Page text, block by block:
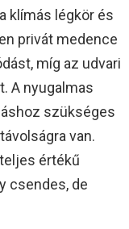
klímás légkör és
privát medence
míg az udvari
A nyugalmas
szükséges
van.
értékű
csendes, de